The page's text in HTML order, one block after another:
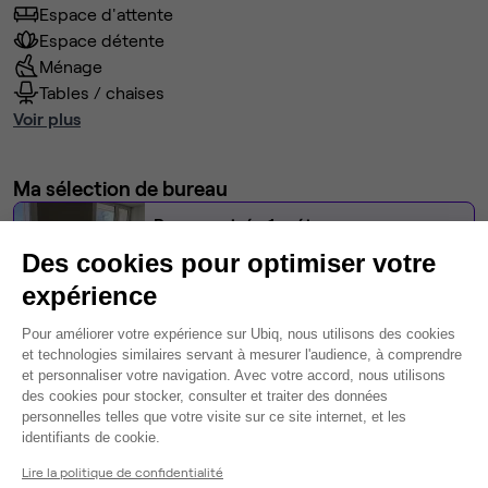
Espace d'attente
Espace détente
Ménage
Tables / chaises
Voir plus
Ma sélection de bureau
Bureau privé• 1er étage
3postes • 10,8 m²
903 €
Dispo
Modifier
Autres bureaux de cet espace :
Des cookies pour optimiser votre
expérience
Plateforme de Gestion du
Pour améliorer votre expérience sur Ubiq, nous utilisons des cookies
et technologies similaires servant à mesurer l'audience, à comprendre
et personnaliser votre navigation. Avec votre accord, nous utilisons
des cookies pour stocker, consulter et traiter des données
personnelles telles que votre visite sur ce site internet, et les
identifiants de cookie.
Lire la politique de confidentialité